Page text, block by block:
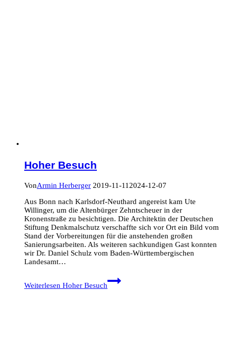
Hoher Besuch
VonArmin Herberger 2019-11-112024-12-07
Aus Bonn nach Karlsdorf-Neuthard angereist kam Ute
Willinger, um die Altenbürger Zehntscheuer in der
Kronenstraße zu besichtigen. Die Architektin der Deutschen
Stiftung Denkmalschutz verschaffte sich vor Ort ein Bild vom
Stand der Vorbereitungen für die anstehenden großen
Sanierungsarbeiten. Als weiteren sachkundigen Gast konnten
wir Dr. Daniel Schulz vom Baden-Württembergischen
Landesamt…
Weiterlesen Hoher Besuch